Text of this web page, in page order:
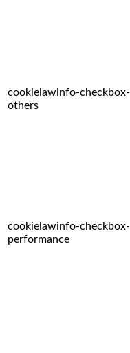
cookielawinfo-checkbox-
others
cookielawinfo-checkbox-
performance